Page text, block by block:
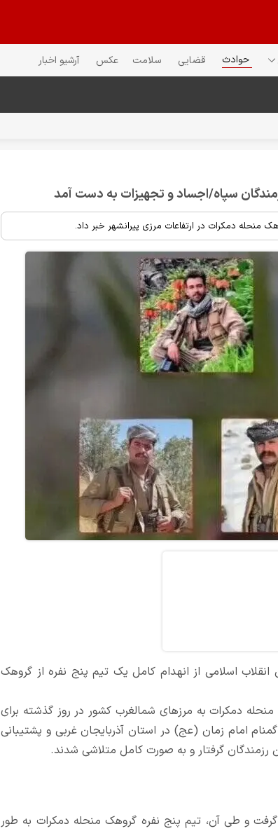
حوادث قضایی سلامت عکس آرشیو اخبار
منحله دمکرات در ارتفاعات مرزی پیرانشهر خبر داد.
اسلامی از انهدام کامل یک تیم پنج نفره از گروهک
دمکرات به مرزهای شمالغرب کشور در روز گذشته برای
گمنام امام زمان (عج) در استان آذربایجان غربی و پشتیبانی
رزمندگان گرفتار و به صورت کامل متلاشی شدند.
و طی آن، تیم پنج نفره گروهک منحله دمکرات به طور